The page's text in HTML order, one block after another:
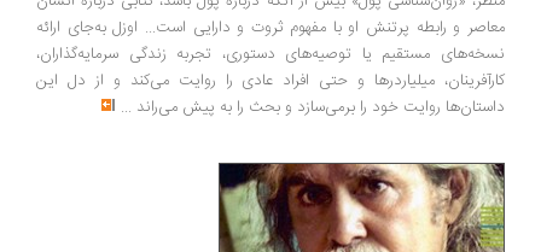
و رابطه پرتنش او با مفهوم ثروت و دارایی است... اوزل به‌جای ارائه
مستقیم یا توصیه‌های دستوری، تجربه زندگی سرمایه‌گذاران،
میلیاردرها و حتی افراد عادی را روایت می‌کند و از دل این
روایت خود را برمی‌سازد و بحث را به پیش می‌راند ...